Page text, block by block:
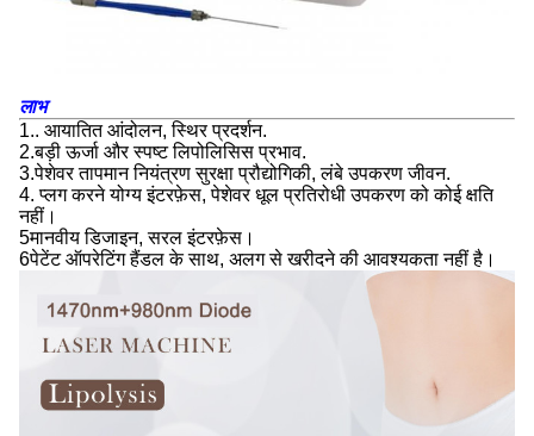
लाभ
1.. आयातित आंदोलन, स्थिर प्रदर्शन.
2.बड़ी ऊर्जा और स्पष्ट लिपोलिसिस प्रभाव.
3.पेशेवर तापमान नियंत्रण सुरक्षा प्रौद्योगिकी, लंबे उपकरण जीवन.
4. प्लग करने योग्य इंटरफ़ेस, पेशेवर धूल प्रतिरोधी उपकरण को कोई क्षति
नहीं।
5मानवीय डिजाइन, सरल इंटरफ़ेस।
6पेटेंट ऑपरेटिंग हैंडल के साथ, अलग से खरीदने की आवश्यकता नहीं है।